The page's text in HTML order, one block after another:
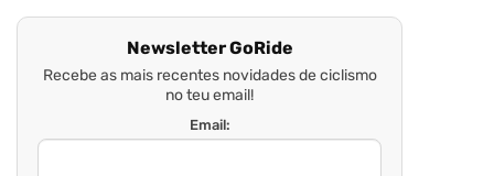
Newsletter GoRide
Recebe as mais recentes novidades de ciclismo
no teu email!
Email: